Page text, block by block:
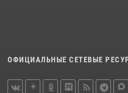
ОФИЦИАЛЬНЫЕ СЕТЕВЫЕ